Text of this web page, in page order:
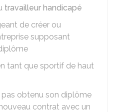
travailleur handicapé
de créer ou
supposant
tant que sportif de haut
obtenu son diplôme
contrat avec un